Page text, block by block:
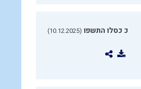
כ כסלו התשפו (10.12.2025)